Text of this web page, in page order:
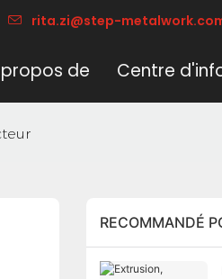
rita.zi@step-
de Centre
RECOMMANDÉ